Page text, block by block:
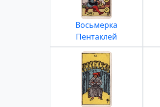
Восьмерка
Пентаклей